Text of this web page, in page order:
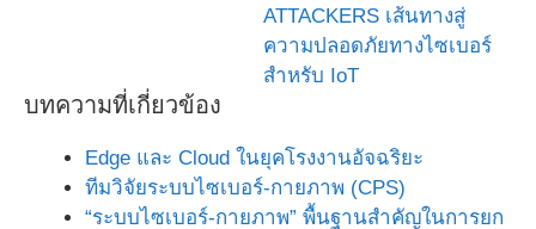
ATTACKERS เส้นทางสู่
ความปลอดภัยทางไซเบอร์
สำหรับ IoT
บทความที่เกี่ยวข้อง
Edge และ Cloud ในยุคโรงงานอัจฉริยะ
ทีมวิจัยระบบไซเบอร์-กายภาพ (CPS)
“ระบบไซเบอร์-กายภาพ” พื้นฐานสำคัญในการยก